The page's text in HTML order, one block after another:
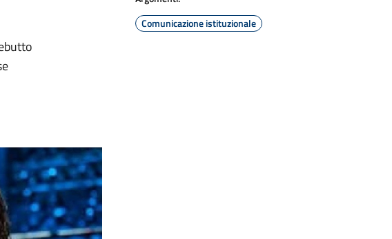
Comunicazione istituzionale